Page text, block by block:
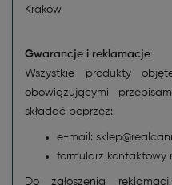
Kraków
Gwarancje i reklamacje
Wszystkie produkty
obowiązującymi
składać poprzez:
e-mail:
formularz kontaktowy
Do zgłoszenia